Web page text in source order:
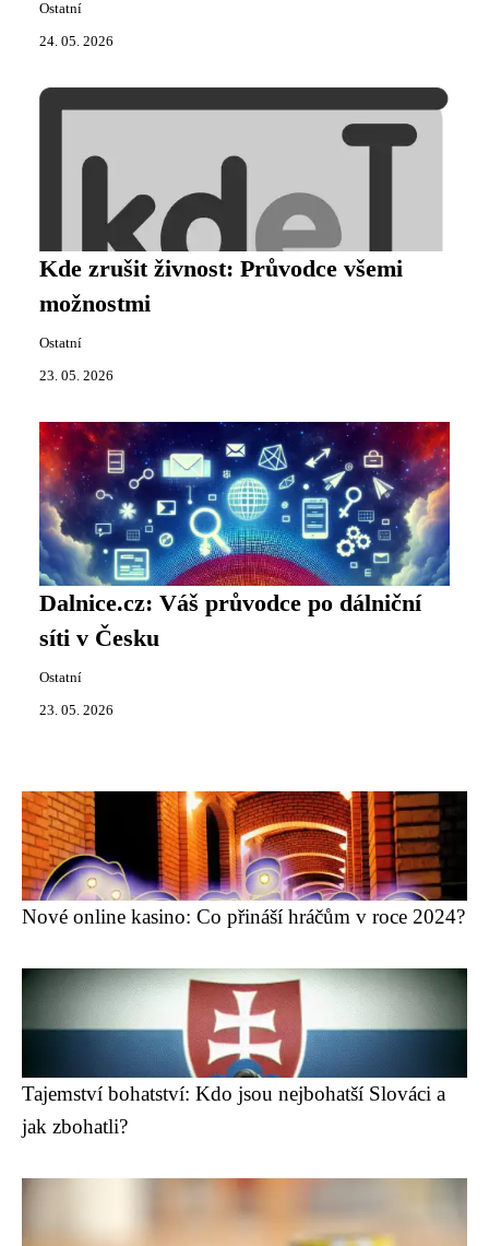
Ostatní
24. 05. 2026
Kde zrušit živnost: Průvodce všemi
možnostmi
Ostatní
23. 05. 2026
Dalnice.cz: Váš průvodce po dálniční
síti v Česku
Ostatní
23. 05. 2026
Nové online kasino: Co přináší hráčům v roce 2024?
Tajemství bohatství: Kdo jsou nejbohatší Slováci a
jak zbohatli?